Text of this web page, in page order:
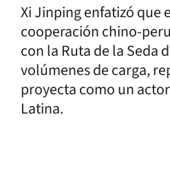
Xi Jinping enfatizó que
cooperación chino-
con la Ruta de la Seda
volúmenes de carga,
proyecta como un
Latina.